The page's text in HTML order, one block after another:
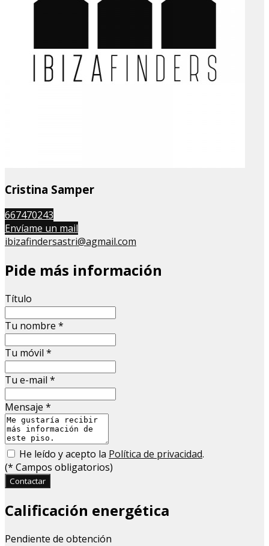
Cristina Samper
667470243
Envíame un mail
ibizafindersastri@agmail.com
Pide más información
Título
Tu nombre *
Tu móvil *
Tu e-mail *
Mensaje *
He leído y acepto la Política de privacidad.
(* Campos obligatorios)
Contactar
Calificación energética
Pendiente de obtención